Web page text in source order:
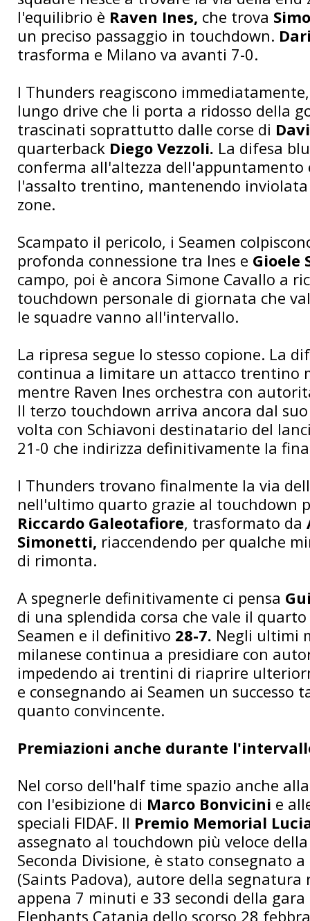
l'equilibrio è Raven Ines, che trova
un preciso passaggio in touchdown.
trasforma e Milano va avanti 7-0.
I Thunders reagiscono
lungo drive che li porta a ridosso della
trascinati soprattutto dalle corse di
quarterback Diego Vezzoli. La difesa
conferma all'altezza dell'appuntamento
l'assalto trentino, mantenendo
zone.
Scampato il pericolo, i Seamen
profonda connessione tra Ines e Gioele
campo, poi è ancora Simone Cavallo a
touchdown personale di giornata che
le squadre vanno all'intervallo.
La ripresa segue lo stesso copione. La
continua a limitare un attacco trentino
mentre Raven Ines orchestra con
Il terzo touchdown arriva ancora dal
volta con Schiavoni destinatario del
21-0 che indirizza definitivamente la
I Thunders trovano finalmente la via
nell'ultimo quarto grazie al touchdown
Riccardo Galeotafiore, trasformato da
Simonetti, riaccendendo per qualche
di rimonta.
A spegnerle definitivamente ci pensa
di una splendida corsa che vale il
Seamen e il definitivo 28-7. Negli ultimi
milanese continua a presidiare con
impedendo ai trentini di riaprire
e consegnando ai Seamen un successo
quanto convincente.
Premiazioni anche durante
Nel corso dell'half time spazio anche
con l'esibizione di Marco Bonvicini e
speciali FIDAF. Il Premio Memorial
assegnato al touchdown più veloce
Seconda Divisione, è stato consegnato a
(Saints Padova), autore della segnatura
appena 7 minuti e 33 secondi della
Elephants Catania dello scorso 28